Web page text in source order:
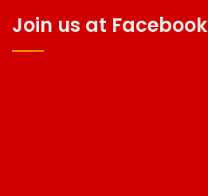
Join us at Facebook